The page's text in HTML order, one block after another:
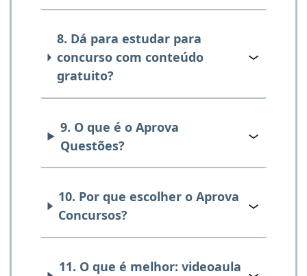
8. Dá para estudar para
concurso com conteúdo
gratuito?
9. O que é o Aprova
Questões?
10. Por que escolher o Aprova
Concursos?
11. O que é melhor: videoaula